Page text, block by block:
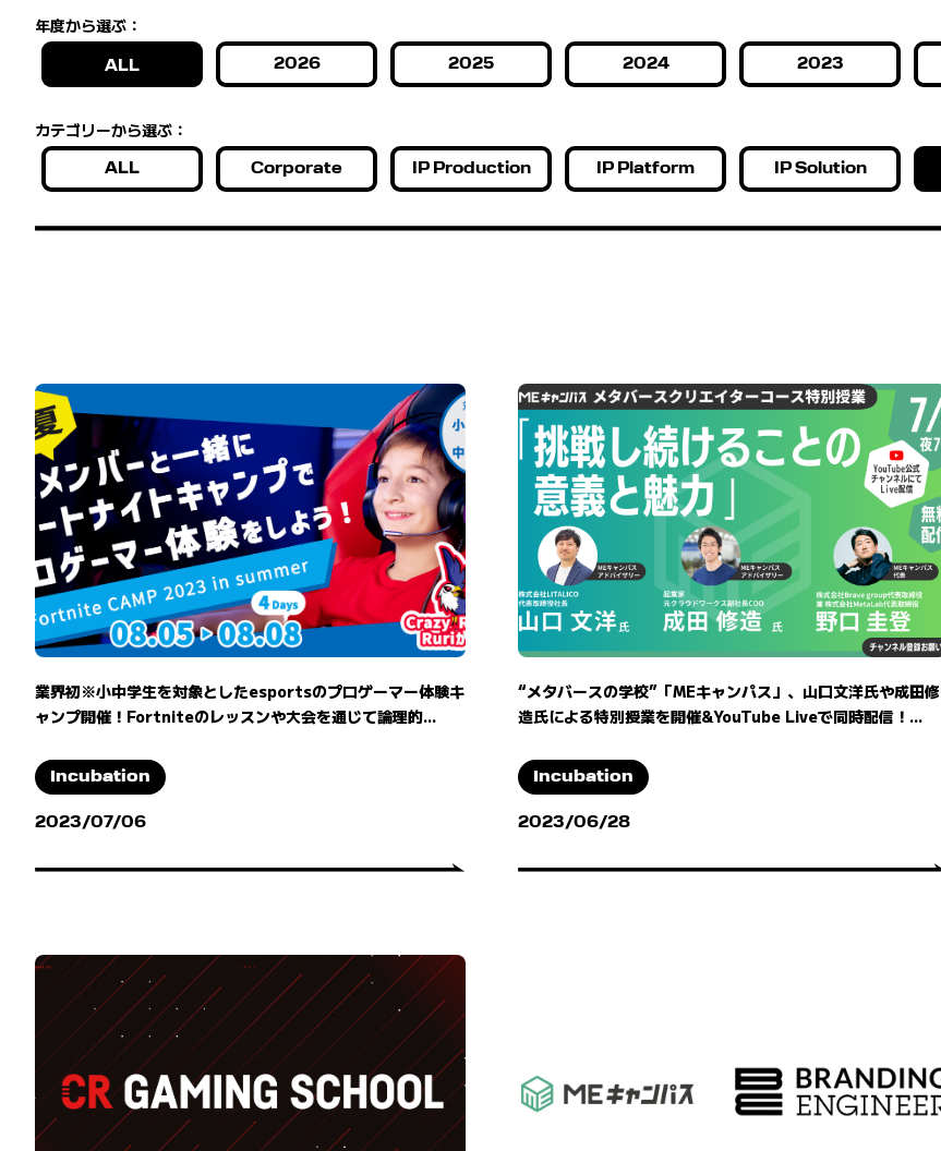
年度から選ぶ：
ALL 2026 2025 2024 2023
カテゴリーから選ぶ：
ALL Corporate IP Production IP Platform IP Solution
業界初※小中学生を対象としたesportsのプロゲーマー体験キ
ャンプ開催！Fortniteのレッスンや大会を通じて論理的...
Incubation
2023/07/06
“メタバースの学校”「MEキャンパス」、山口文洋氏や成田修
造氏による特別授業を開催&YouTube Liveで同時配信！...
Incubation
2023/06/28